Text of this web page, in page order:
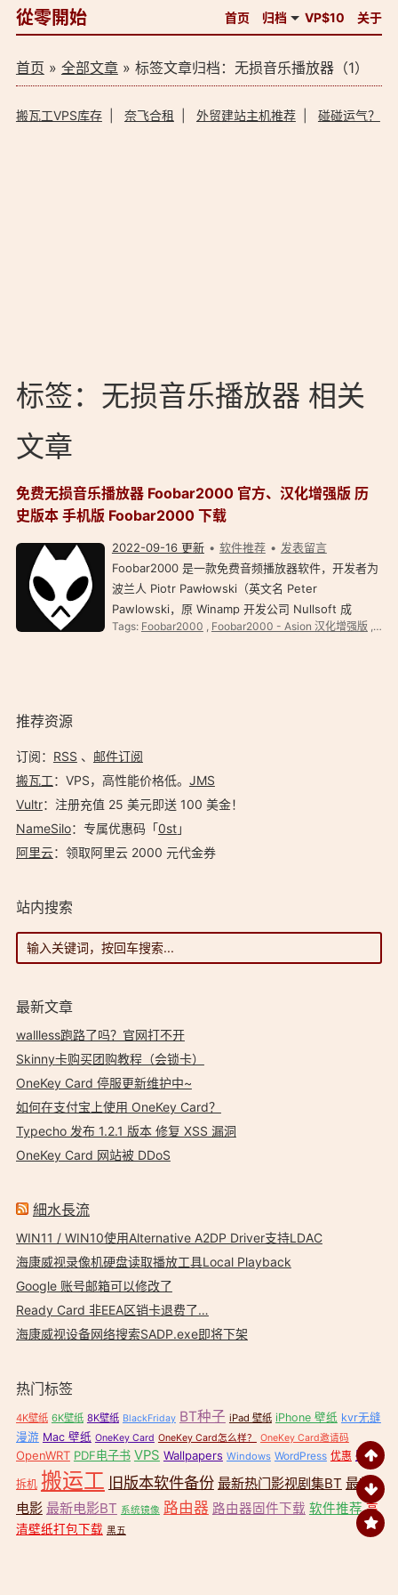
從零開始 首页 归档 VP$10 关于
首页 » 全部文章» 标签文章归档：无损音乐播放器（1）
搬瓦工VPS库存| 奈飞合租 外贸建站主机推荐| 碰碰运气？
标签：无损音乐播放器 相关
文章
免费无损音乐播放器 Foobar2000 官方、汉化增强版 历
史版本 手机版 Foobar2000 下载
2022-09-16 更新 软件推荐
发表留言
Foobar2000 是一款免费音频播放器软件，开发者为
波兰人 Piotr Pawłowski（英文名 Peter
Pawlowski，原 Winamp 开发公司 Nullsoft 成
员）。除了播放之外，它还支持生成媒体库、转换媒
Tags: Foobar2000 , Foobar2000 - Asion 汉化增强版 ,
推荐资源
订阅： RSS 、 邮件订阅
搬瓦工：VPS，高性能价格低。️ JMS
Vultr：注册充值 25 美元即送 100 美金！
NameSilo：专属优惠码「0st」
阿里云：领取阿里云 2000 元代金券
站内搜索
最新文章
wallless跑路了吗？官网打不开
Skinny卡购买团购教程（会锁卡）
OneKey Card 停服更新维护中~
如何在支付宝上使用 OneKey Card？
Typecho 发布 1.2.1 版本 修复 XSS 漏洞
OneKey Card 网站被 DDoS
細水長流
WIN11 / WIN10使用Alternative A2DP Driver支持LDAC
海康威视录像机硬盘读取播放工具Local Playback
Google 账号邮箱可以修改了
Ready Card 非EEA区销卡退费了…
海康威视设备网络搜索SADP.exe即将下架
热门标签
4K壁纸 6K壁纸 8K壁纸 BlackFriday BT种子 iPad 壁纸 iPhone 壁纸 kvr无缝
漫游 Mac 壁纸 OneKey Card OneKey Card怎么样？ OneKey Card邀请码
OpenWRT PDF电子书 VPS Wallpapers Windows WordPress 优惠 壁纸
拆机 搬运工 旧版本软件备份 最新热门影视剧集BT 最新
电影 最新电影BT 系统镜像 路由器 路由器固件下载 软件推荐 高
清壁纸打包下载 黑五